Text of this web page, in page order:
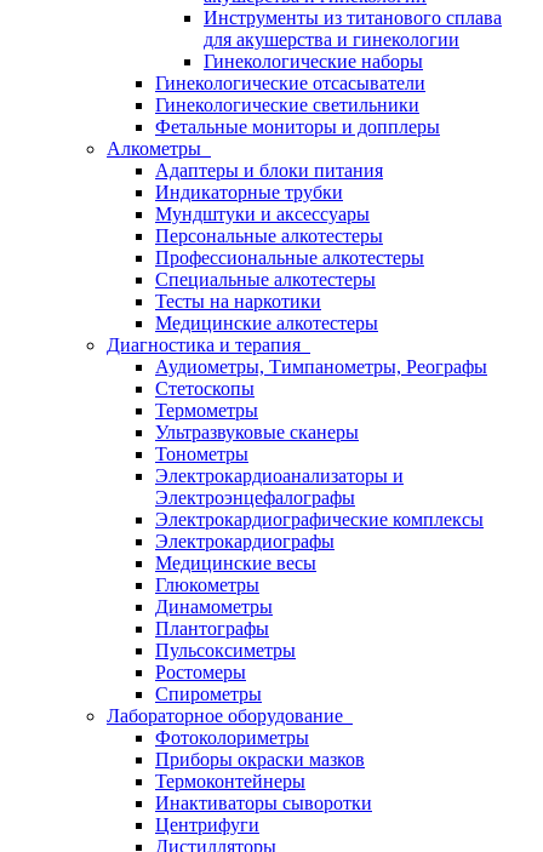
Инструменты из титанового сплава
для акушерства и гинекологии
Гинекологические наборы
Гинекологические отсасыватели
Гинекологические светильники
Фетальные мониторы и допплеры
Алкометры
Адаптеры и блоки питания
Индикаторные трубки
Мундштуки и аксессуары
Персональные алкотестеры
Профессиональные алкотестеры
Специальные алкотестеры
Тесты на наркотики
Медицинские алкотестеры
Диагностика и терапия
Аудиометры, Тимпанометры, Реографы
Стетоскопы
Термометры
Ультразвуковые сканеры
Тонометры
Электрокардиоанализаторы и
Электроэнцефалографы
Электрокардиографические комплексы
Электрокардиографы
Медицинские весы
Глюкометры
Динамометры
Плантографы
Пульсоксиметры
Ростомеры
Спирометры
Лабораторное оборудование
Фотоколориметры
Приборы окраски мазков
Термоконтейнеры
Инактиваторы сыворотки
Центрифуги
Дистилляторы